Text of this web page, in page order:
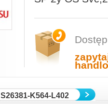
S26381-K564-L402